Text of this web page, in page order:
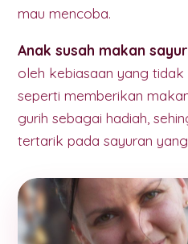
mau mencoba.
Anak susah makan sayur
oleh kebiasaan yang tidak
seperti memberikan
gurih sebagai hadiah,
tertarik pada sayuran